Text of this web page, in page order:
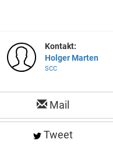
Kontakt:
Holger Marten
SCC
Mail
Tweet